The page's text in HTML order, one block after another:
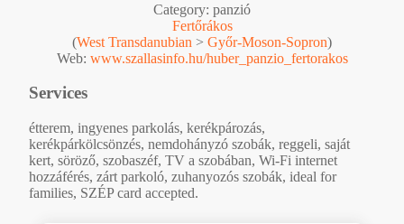
Category: panzió
Fertőrákos
(West Transdanubian > Győr-Moson-Sopron)
Web: www.szallasinfo.hu/huber_panzio_fertorakos
Services
étterem, ingyenes parkolás, kerékpározás,
kerékpárkölcsönzés, nemdohányzó szobák, reggeli, saját
kert, söröző, szobaszéf, TV a szobában, Wi-Fi internet
hozzáférés, zárt parkoló, zuhanyozós szobák, ideal for
families, SZÉP card accepted.